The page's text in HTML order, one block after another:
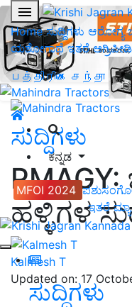
Home ಸುದ್ದಿಗಳು ಆರೋಗ್ಯ
ಯಶೋಗಾಥೆ ಇತರೆ
பத்திரிகை சந்தா
ಕನ್ನಡ
MFOI 2024
ಇತರೆ
ಸುದ್ದಿಗಳು
ಸುದ್ದಿಗಳು
PMAGY:
ಹಳ್ಳಿಗಳ
Kalmesh T
Updated on: 17